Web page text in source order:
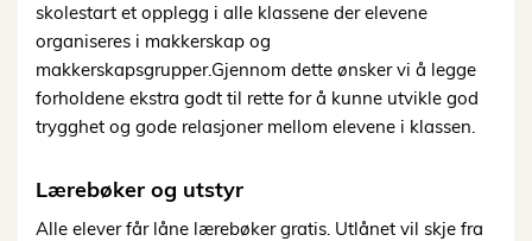
skolestart et opplegg i alle klassene der elevene
organiseres i makkerskap og
makkerskapsgrupper.Gjennom dette ønsker vi å legge
forholdene ekstra godt til rette for å kunne utvikle god
trygghet og gode relasjoner mellom elevene i klassen.
Lærebøker og utstyr
Alle elever får låne lærebøker gratis. Utlånet vil skje fra